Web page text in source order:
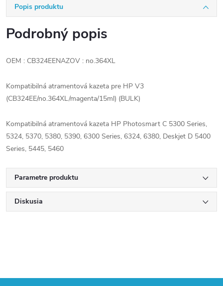
Popis produktu
Podrobný popis
OEM : CB324EENAZOV : no.364XL
Kompatibilná atramentová kazeta pre HP V3
(CB324EE/no.364XL/magenta/15ml) (BULK)
Kompatibilná atramentová kazeta HP Photosmart C 5300 Series,
5324, 5370, 5380, 5390, 6300 Series, 6324, 6380, Deskjet D 5400
Series, 5445, 5460
Parametre produktu
Diskusia